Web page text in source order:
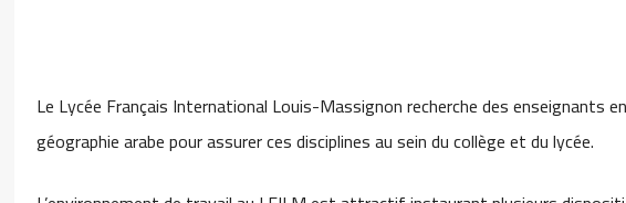
Le Lycée Français International Louis-Massignon recherche des enseignants
géographie arabe pour assurer ces disciplines au sein du collège et du lycée.